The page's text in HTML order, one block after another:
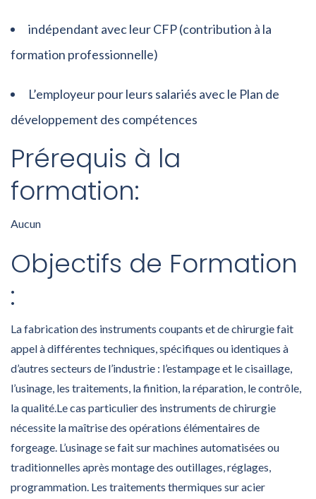
indépendant avec leur CFP (contribution à la
formation professionnelle)
L’employeur pour leurs salariés avec le Plan de
développement des compétences
Prérequis à la
formation:
Aucun
Objectifs de Formation
:
La fabrication des instruments coupants et de chirurgie fait
appel à différentes techniques, spécifiques ou identiques à
d’autres secteurs de l’industrie : l’estampage et le cisaillage,
l’usinage, les traitements, la finition, la réparation, le contrôle,
la qualité.Le cas particulier des instruments de chirurgie
nécessite la maîtrise des opérations élémentaires de
forgeage. L’usinage se fait sur machines automatisées ou
traditionnelles après montage des outillages, réglages,
programmation. Les traitements thermiques sur acier